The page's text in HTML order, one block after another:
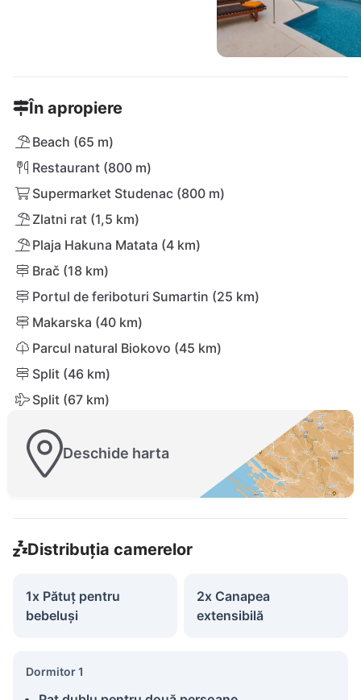
În apropiere
Beach (65 m)
Restaurant (800 m)
Supermarket Studenac (800 m)
Zlatni rat (1,5 km)
Plaja Hakuna Matata (4 km)
Brač (18 km)
Portul de feriboturi Sumartin (25 km)
Makarska (40 km)
Parcul natural Biokovo (45 km)
Split (46 km)
Split (67 km)
Deschide harta
Distribuția camerelor
1x Pătuț pentru
bebeluși
2x Canapea
extensibilă
Dormitor 1